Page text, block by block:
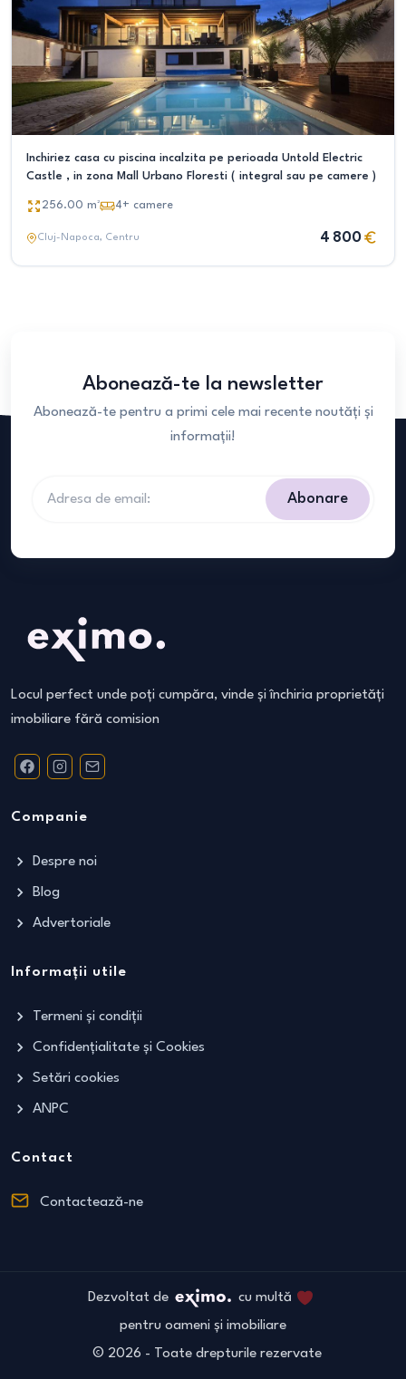
Inchiriez casa cu piscina incalzita pe perioada Untold Electric
Castle , in zona Mall Urbano Floresti ( integral sau pe camere )
256.00 m² 4+ camere
Cluj-Napoca, Centru 4 800
Abonează-te la newsletter
Abonează-te pentru a primi cele mai recente noutăți și
informații!
Abonare
Locul perfect unde poți cumpăra, vinde și închiria proprietăți
imobiliare fără comision
Companie
Despre noi
Blog
Advertoriale
Informații utile
Termeni și condiții
Confidențialitate și Cookies
Setări cookies
ANPC
Contact
Contactează-ne
Dezvoltat de
cu multă
pentru oameni și imobiliare
© 2026 - Toate drepturile rezervate